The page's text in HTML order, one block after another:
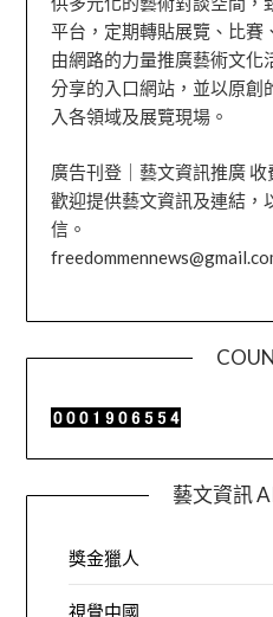
平台，定期轉貼展覽、比賽
由網路的力量推廣藝術文化
分享的入口網站，並以原創
入各領域及展覽現場。
廣告刊登｜藝文資訊推廣 收
歡迎提供藝文資訊及連結，
信。
藝文資訊
獎金獵人
視覺中國